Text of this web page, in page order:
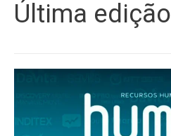
Última edição